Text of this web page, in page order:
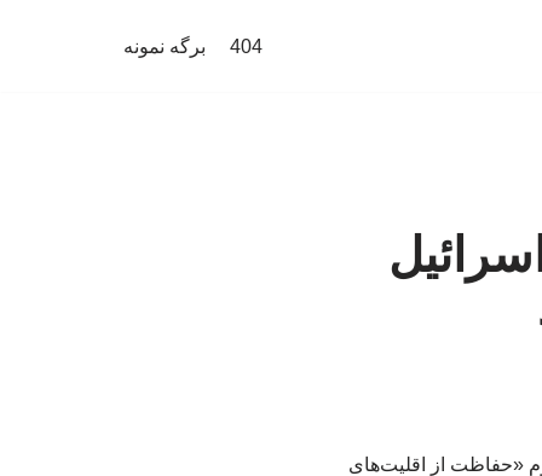
404 برگه نمونه
«حفاظت از اقلیت‌های